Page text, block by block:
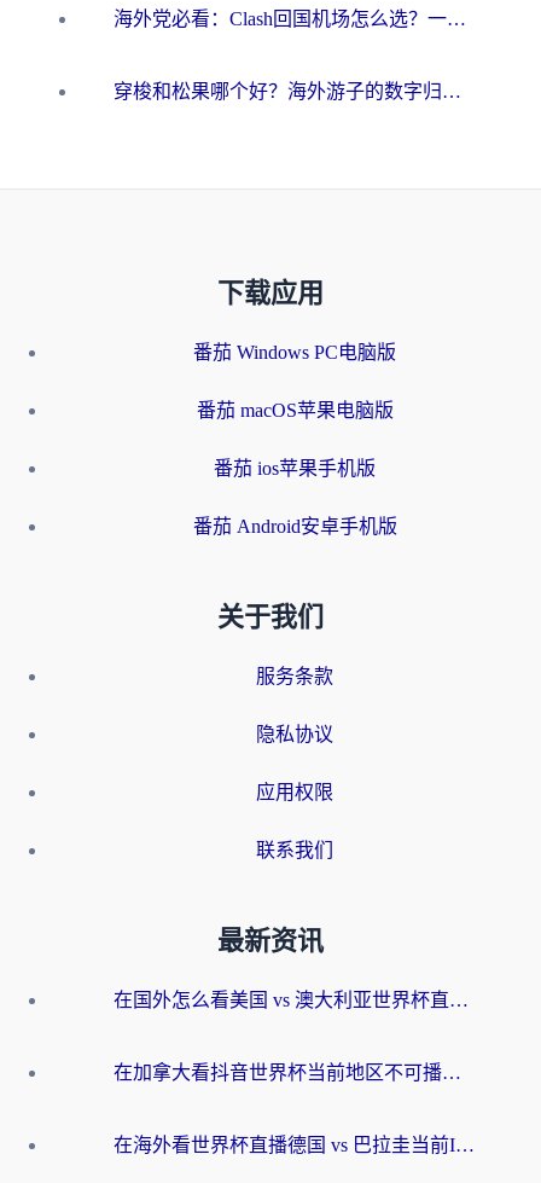
海外党必看：Clash回国机场怎么选？一篇搞定无缝访问国内资源的全攻略
穿梭和松果哪个好？海外游子的数字归乡路，到底该怎么选
下载应用
番茄 Windows PC电脑版
番茄 macOS苹果电脑版
番茄 ios苹果手机版
番茄 Android安卓手机版
关于我们
服务条款
隐私协议
应用权限
联系我们
最新资讯
在国外怎么看美国 vs 澳大利亚世界杯直播？海外党必藏的中文解说观赛指南
在加拿大看抖音世界杯当前地区不可播放？海外党体育观赛终极指南
在海外看世界杯直播德国 vs 巴拉圭当前IP受限制？这篇指南帮你轻松解决地区限制